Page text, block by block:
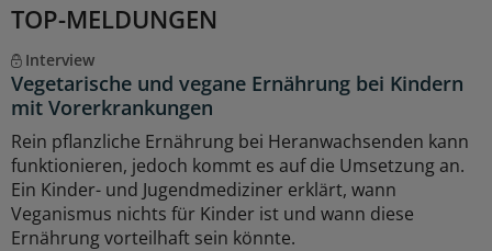
TOP-MELDUNGEN
Interview
Vegetarische und vegane Ernährung bei Kindern
mit Vorerkrankungen
Rein pflanzliche Ernährung bei Heranwachsenden kann
funktionieren, jedoch kommt es auf die Umsetzung an.
Ein Kinder- und Jugendmediziner erklärt, wann
Veganismus nichts für Kinder ist und wann diese
Ernährung vorteilhaft sein könnte.